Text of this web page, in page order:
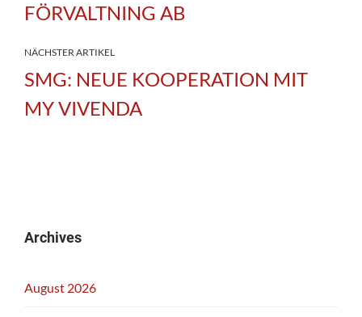
FÖRVALTNING AB
NÄCHSTER ARTIKEL
SMG: NEUE KOOPERATION MIT
MY VIVENDA
Archives
August 2026